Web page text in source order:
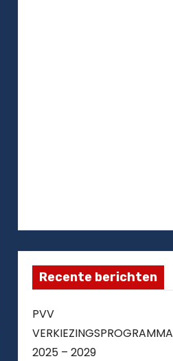
Recente berichten
PVV
VERKIEZINGSPROGRAMMA
2025 – 2029